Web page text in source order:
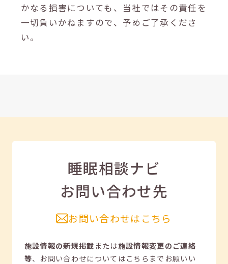
かなる損害についても、当社ではその責任を
一切負いかねますので、予めご了承くださ
い。
睡眠相談ナビ
お問い合わせ先
お問い合わせはこちら
施設情報の新規掲載または施設情報変更のご連絡
等、 お問い合わせについてはこちらまでお願いい